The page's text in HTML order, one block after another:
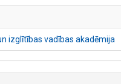
izglītības vadības akadēmija